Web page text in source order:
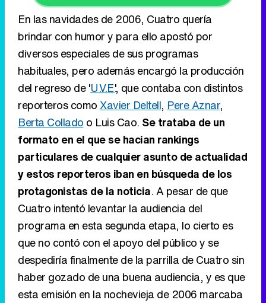
En las navidades de 2006, Cuatro quería
brindar con humor y para ello apostó por
diversos especiales de sus programas
habituales, pero además encargó la producción
del regreso de 'U.V.E.', que contaba con distintos
reporteros comoXavier Deltell, Pere Aznar,
Berta Collado o Luis Cao. Se trataba de un
formato en el que se hacían rankings
particulares de cualquier asunto de actualidad
y estos reporteros iban en búsqueda de los
protagonistas de la noticia. A pesar de que
Cuatro intentó levantar la audiencia del
programa en esta segunda etapa, lo cierto es
que no contó con el apoyo del público y se
despediría finalmente de la parrilla de Cuatro sin
haber gozado de una buena audiencia, y es que
esta emisión en la nochevieja de 2006 marcaba